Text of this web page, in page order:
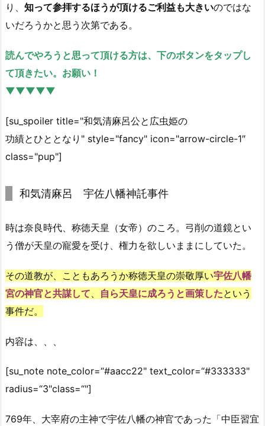
り、 知って参拝するほうが頂けるご利益も大きいのではな
いだろうかと思う次第である。
読んでやろうと思って頂ける方は、下のボタンをタップし
て頂きたい。お願い！
▼▼▼▼▼
[su_spoiler title="和気清麻呂公と広虫姫の
功績とひととなり" style="fancy" icon="arrow-circle-1″
class="pup"]
和気清麻呂 宇佐八幡神託事件
時は奈良時代、称徳天皇（女帝）のころ。弓削の道鏡とい
う僧が天皇の寵愛を受け、権力を欲しいままにしていた。
その道教が、こともあろうか称徳天皇の崇敬厚い宇佐八幡
宮の神官と共謀して
自ら天皇に成ろうと画策したという
事件だ。
内容は、、、
[su_note note_color=“#aacc22" text_color=“#333333"
radius=“3"class=“"]
769年、大宰府の主神で宇佐八幡の神官であった「中臣習宜